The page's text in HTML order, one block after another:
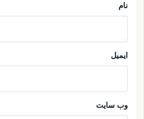
نام
ایمیل
وب‌ سایت